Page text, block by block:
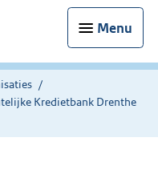
Menu
Kredietbank Drenthe